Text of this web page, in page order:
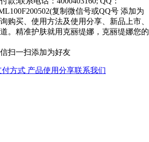
复制微信号或QQ号 添加为
购买、使用方法及使用分享、新品上市、
。精准护肤就用克丽缇娜，克丽缇娜您的
付方式 产品使用分享联系我们